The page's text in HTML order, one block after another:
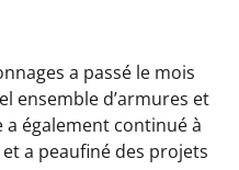
a passé le mois
ensemble d’armures et
a également continué à
a peaufiné des projets